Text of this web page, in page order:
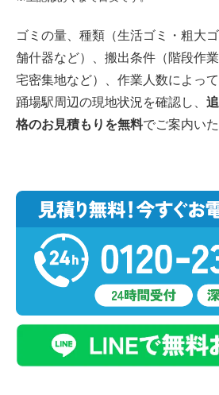
ゴミの量、種類（生活ゴミ・粗大
舗什器など）、搬出条件（階段作
宅密集地など）、作業人数によっ
踊場駅周辺の現地状況を確認し、
格のお見積もりを無料でご案内いた